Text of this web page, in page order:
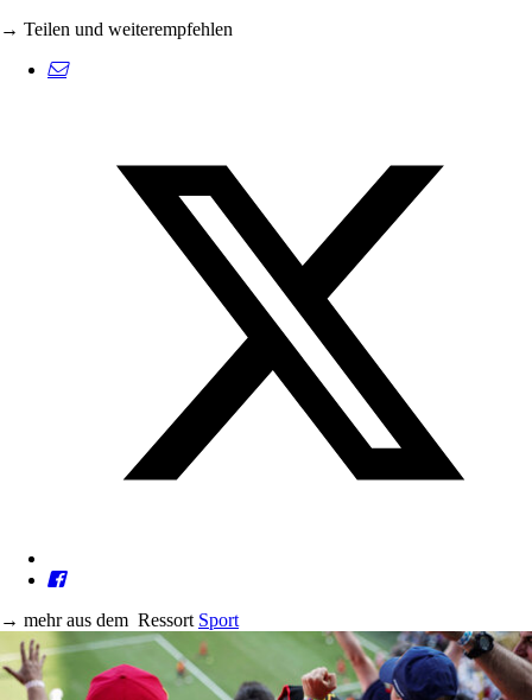
→ Teilen und weiterempfehlen
→ mehr aus dem Ressort Sport